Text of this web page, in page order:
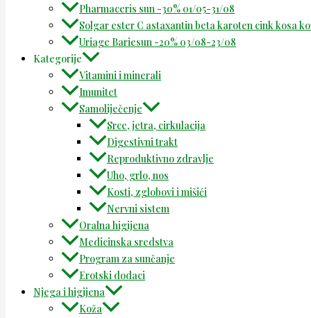
Pharmaceris sun -30% 01/05-31/08
Solgar ester C astaxantin beta karoten cink kosa
Uriage Bariesun -20% 03/08-23/08
Kategorije
Vitamini i minerali
Imunitet
Samoliječenje
Srce, jetra, cirkulacija
Digestivni trakt
Reproduktivno zdravlje
Uho, grlo, nos
Kosti, zglobovi i mišići
Nervni sistem
Oralna higijena
Medicinska sredstva
Program za sunčanje
Erotski dodaci
Njega i higijena
Koža